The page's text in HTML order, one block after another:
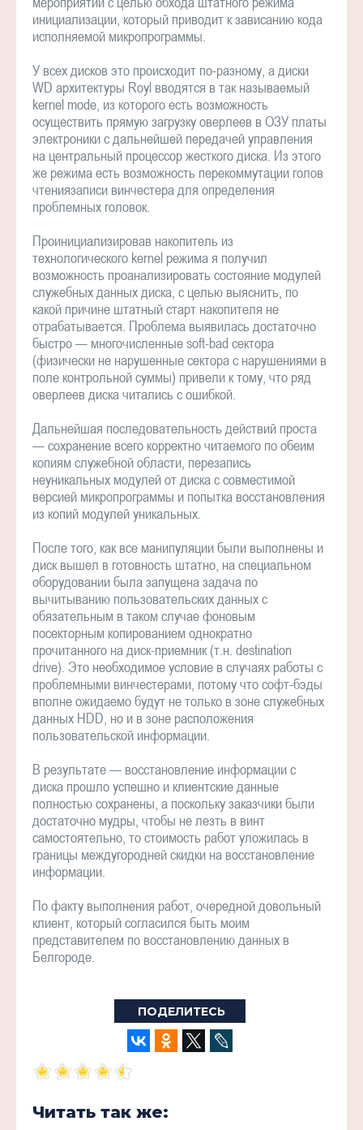
инициализации, который приводит к зависанию кода
исполняемой микропрограммы.
У всех дисков это происходит по-разному, а диски
WD архитектуры Royl вводятся в так называемый
kernel mode, из которого есть возможность
осуществить прямую загрузку оверлеев в ОЗУ платы
электроники с дальнейшей передачей управления
на центральный процессор жесткого диска. Из этого
же режима есть возможность перекоммутации голов
чтениязаписи винчестера для определения
проблемных головок.
Проинициализировав накопитель из
технологического kernel режима я получил
возможность проанализировать состояние модулей
служебных данных диска, с целью выяснить, по
какой причине штатный старт накопителя не
отрабатывается. Проблема выявилась достаточно
быстро — многочисленные soft-bad сектора
(физически не нарушенные сектора с нарушениями в
поле контрольной суммы) привели к тому, что ряд
оверлеев диска читались с ошибкой.
Дальнейшая последовательность действий проста
— сохранение всего корректно читаемого по обеим
копиям служебной области, перезапись
неуникальных модулей от диска с совместимой
версией микропрограммы и попытка восстановления
из копий модулей уникальных.
После того, как все манипуляции были выполнены и
диск вышел в готовность штатно, на специальном
оборудовании была запущена задача по
вычитыванию пользовательских данных с
обязательным в таком случае фоновым
посекторным копированием однократно
прочитанного на диск-приемник (т.н. destination
drive). Это необходимое условие в случаях работы с
проблемными винчестерами, потому что софт-бэды
вполне ожидаемо будут не только в зоне служебных
данных HDD, но и в зоне расположения
пользовательской информации.
В результате — восстановление информации с
диска прошло успешно и клиентские данные
полностью сохранены, а поскольку заказчики были
достаточно мудры, чтобы не лезть в винт
самостоятельно, то стоимость работ уложилась в
границы междугородней скидки на восстановление
информации.
По факту выполнения работ, очередной довольный
клиент, который согласился быть моим
представителем по восстановлению данных в
Белгороде.
ПОДЕЛИТЕСЬ
Читать так же: